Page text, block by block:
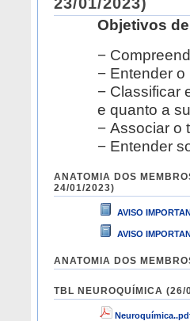
Objetivos
−
− Entender
− Classificar
e quanto a
− Associar o
− Entender
ANATOMIA DOS
24/01/2023)
AVISO
AVISO
ANATOMIA DOS
TBL NEUROQUÍMICA